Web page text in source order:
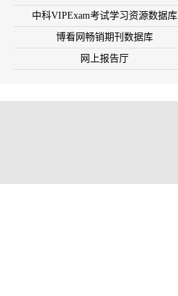
中科VIPExam考试学习资源数据库
博看网畅销期刊数据库
网上报告厅